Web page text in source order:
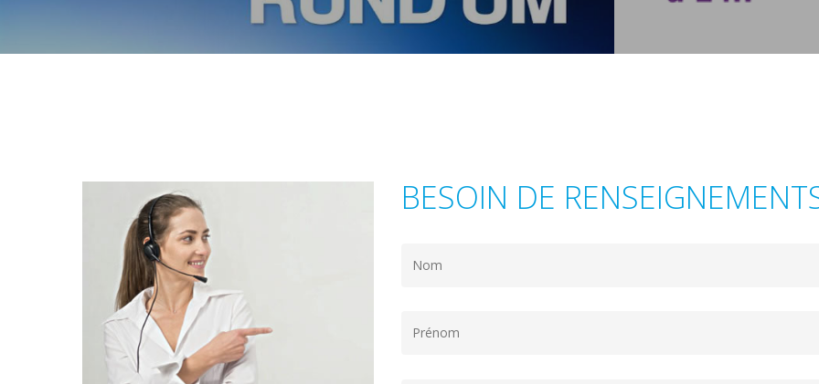
BESOIN DE